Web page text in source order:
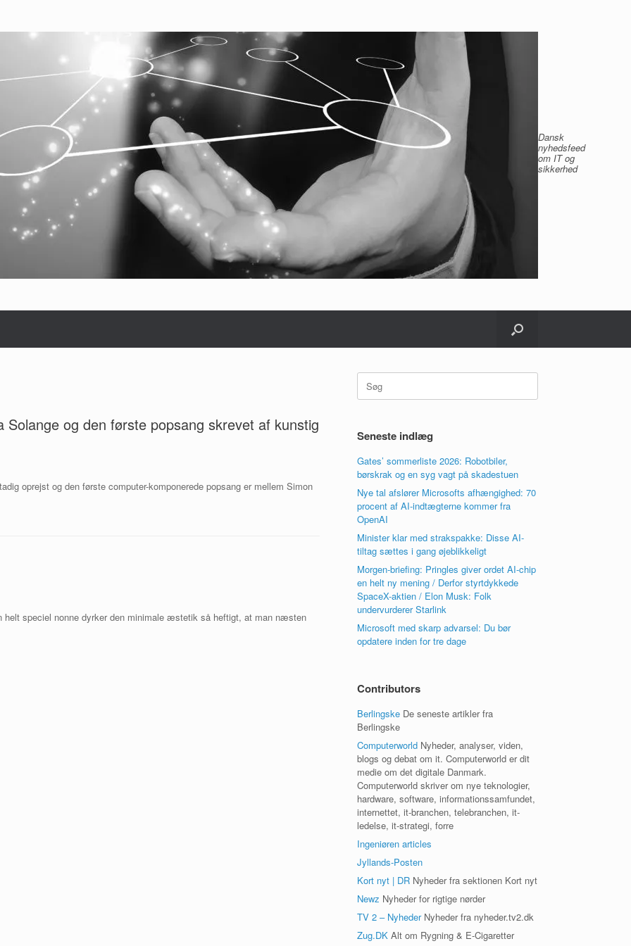
Dansk
nyhedsfeed
om IT og
sikkerhed
og den første popsang skrevet af kunstig
oprejst og den første computer-komponerede popsang er mellem Simon
speciel nonne dyrker den minimale æstetik så heftigt, at man næsten
Søg
efter:
Seneste indlæg
Gates’ sommerliste 2026: Robotbiler,
børskrak og en syg vagt på skadestuen
Nye tal afslører Microsofts afhængighed: 70
procent af AI-indtægterne kommer fra
OpenAI
Minister klar med strakspakke: Disse AI-
tiltag sættes i gang øjeblikkeligt
Morgen-briefing: Pringles giver ordet AI-chip
en helt ny mening / Derfor styrtdykkede
SpaceX-aktien / Elon Musk: Folk
undervurderer Starlink
Microsoft med skarp advarsel: Du bør
opdatere inden for tre dage
Contributors
Berlingske De seneste artikler fra
Berlingske
Computerworld Nyheder, analyser, viden,
blogs og debat om it. Computerworld er dit
medie om det digitale Danmark.
Computerworld skriver om nye teknologier,
hardware, software, informationssamfundet,
internettet, it-branchen, telebranchen, it-
ledelse, it-strategi, forre
Ingeniøren articles
Jyllands-Posten
Kort nyt | DR Nyheder fra sektionen Kort nyt
Newz Nyheder for rigtige nørder
TV 2 – NyhederNyheder fra nyheder.tv2.dk
Zug.DK Alt om Rygning & E-Cigaretter